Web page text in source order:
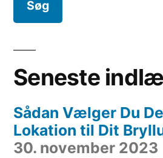
Seneste
Sådan Vælger Du
Lokation til Dit
30. november 2023